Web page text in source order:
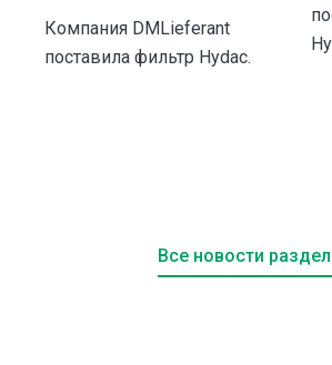
Компания DMLieferant
поставила фильтр Hydac.
Все новости